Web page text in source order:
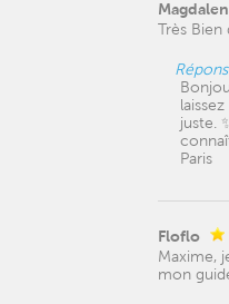
Très
juste.
Paris
Floflo
Maxime,
mon